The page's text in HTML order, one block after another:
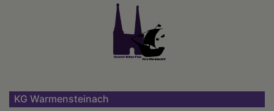
KG Warmensteinach